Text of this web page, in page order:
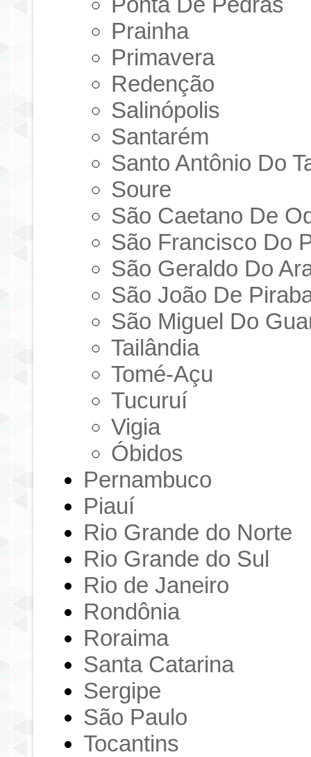
Prainha
Primavera
Redenção
Salinópolis
Santarém
Santo Antônio Do
Soure
São Caetano De
São Francisco Do
São Geraldo Do
São João De
São Miguel Do
Tailândia
Tomé-Açu
Tucuruí
Vigia
Óbidos
Pernambuco
Piauí
Rio Grande do Norte
Rio Grande do Sul
Rio de Janeiro
Rondônia
Roraima
Santa Catarina
Sergipe
São Paulo
Tocantins